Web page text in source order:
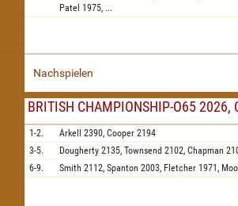
Patel 1975, ...
Nachspielen
BRITISH CHAMPIONSHIP-O65 2026,
1-2. Arkell 2390, Cooper 2194
3-5.
Dougherty 2135, Townsend 2102, Chapman
6-9.
Smith 2112, Spanton 2003, Fletcher 1971,